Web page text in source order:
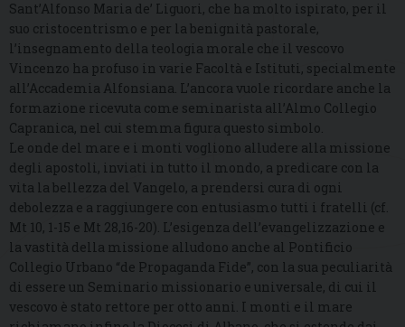
Sant’Alfonso Maria de’ Liguori, che ha molto ispirato, per il
suo cristocentrismo e per la benignità pastorale,
l’insegnamento della teologia morale che il vescovo
Vincenzo ha profuso in varie Facoltà e Istituti, specialmente
all’Accademia Alfonsiana. L’ancora vuole ricordare anche la
formazione ricevuta come seminarista all’Almo Collegio
Capranica, nel cui stemma figura questo simbolo.
Le onde del mare e i monti vogliono alludere alla missione
degli apostoli, inviati in tutto il mondo, a predicare con la
vita la bellezza del Vangelo, a prendersi cura di ogni
debolezza e a raggiungere con entusiasmo tutti i fratelli (cf.
Mt 10, 1-15 e Mt 28,16-20). L’esigenza dell’evangelizzazione e
la vastità della missione alludono anche al Pontificio
Collegio Urbano “de Propaganda Fide”, con la sua peculiarità
di essere un Seminario missionario e universale, di cui il
vescovo è stato rettore per otto anni. I monti e il mare